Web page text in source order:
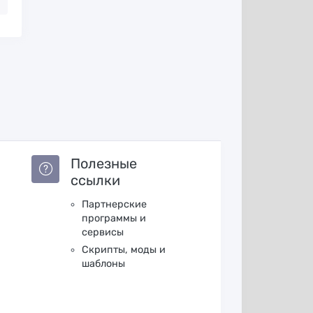
Полезные
ссылки
Партнерские
программы и
сервисы
Скрипты, моды и
шаблоны